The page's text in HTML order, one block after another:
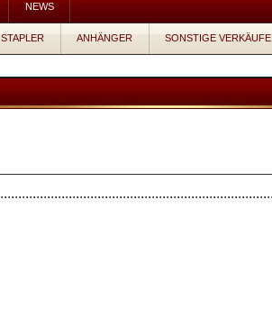
NEWS
STAPLER ANHÄNGER SONSTIGE VERKÄUFE